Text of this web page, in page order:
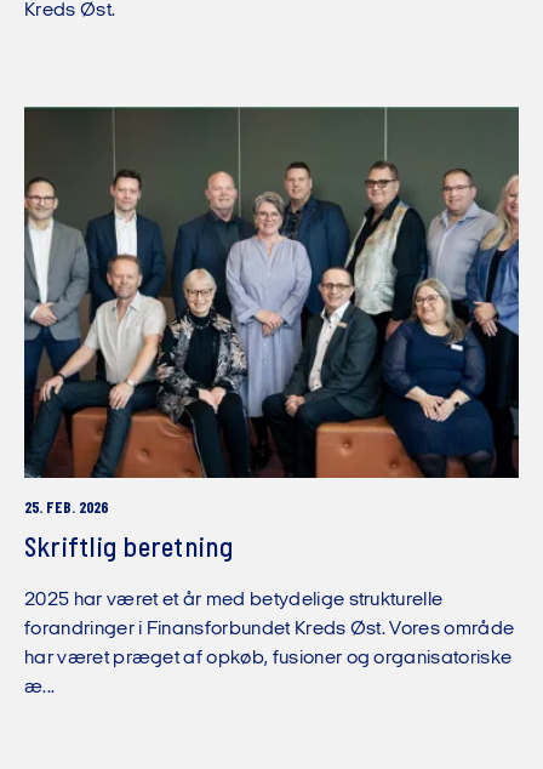
Kreds Øst.
25. FEB. 2026
Skriftlig beretning
2025 har været et år med betydelige strukturelle
forandringer i Finansforbundet Kreds Øst. Vores område
har været præget af opkøb, fusioner og organisatoriske
æ...